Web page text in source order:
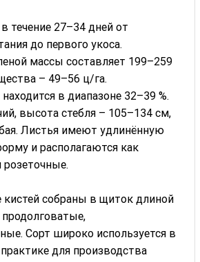
течение 27–34 дней от
до первого укоса.
массы составляет 199–259
– 49–56 ц/га.
в диапазоне 32–39 %.
высота стебля – 105–134 см,
Листья имеют удлинённую
и располагаются как
розеточные.
кистей собраны в щиток длиной
Сорт широко используется в
для производства